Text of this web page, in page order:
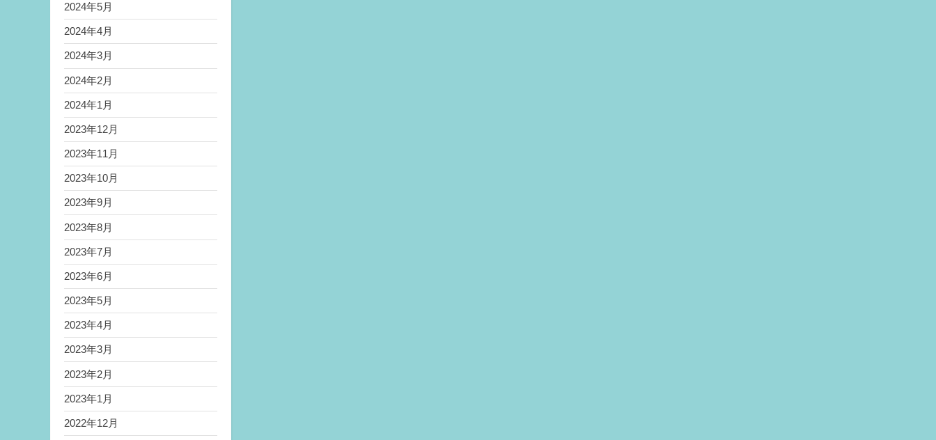
2024年5月
2024年4月
2024年3月
2024年2月
2024年1月
2023年12月
2023年11月
2023年10月
2023年9月
2023年8月
2023年7月
2023年6月
2023年5月
2023年4月
2023年3月
2023年2月
2023年1月
2022年12月